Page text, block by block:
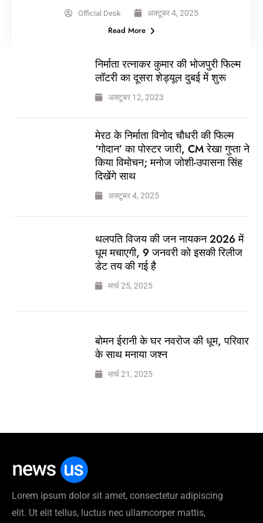
Official Desk अक्टूबर 4, 2025
Read More
निर्माता रत्नाकर कुमार की भोजपुरी फिल्म
लॉटरी का दूसरा शेड्यूल दुबई में शुरू
अक्टूबर 12, 2023
मेरठ के निर्माता विनोद चौधरी की फिल्म
‘गोदान’ का पोस्टर जारी, CM रेखा गुप्ता ने
किया विमोचन; मनोज जोशी-उपासना सिंह
दिखेंगे साथ
अक्टूबर 4, 2025
थलपति विजय की जन नायकन 2026 में
धूम मचाएगी, 9 जनवरी को इसकी रिलीज
डेट तय की गई है
मार्च 25, 2025
बोमन ईरानी के घर नवरोज की धूम, परिवार
के साथ मनाया जश्न
मार्च 21, 2025
Lorem ipsum dolor sit amet, consectetur adipiscing
elit. Ut elit tellus, luctus nec ullamcorper mattis,